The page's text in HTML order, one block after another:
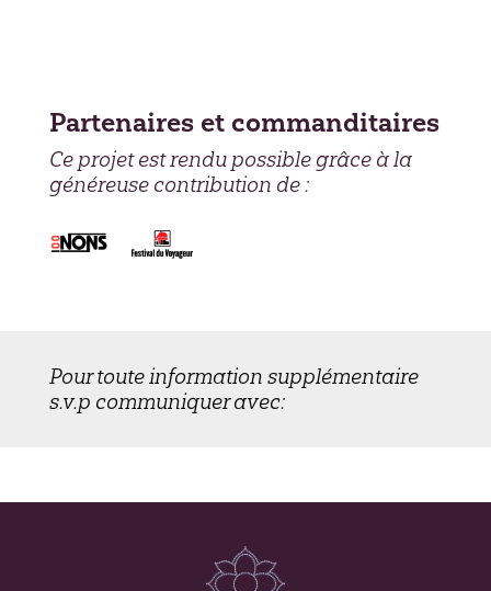
Partenaires et commanditaires
Ce projet est rendu possible grâce à la
généreuse contribution de :
Pour toute information supplémentaire
s.v.p communiquer avec: